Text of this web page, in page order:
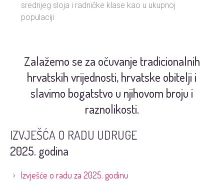
srednjeg sloja i radničke klase kao u ukupnoj
populaciji
Zalažemo se za očuvanje tradicionalnih
hrvatskih vrijednosti, hrvatske obitelji i
slavimo bogatstvo u njihovom broju i
raznolikosti.
IZVJEŠĆA O RADU UDRUGE
2025. godina
Izvješće o radu za 2025. godinu